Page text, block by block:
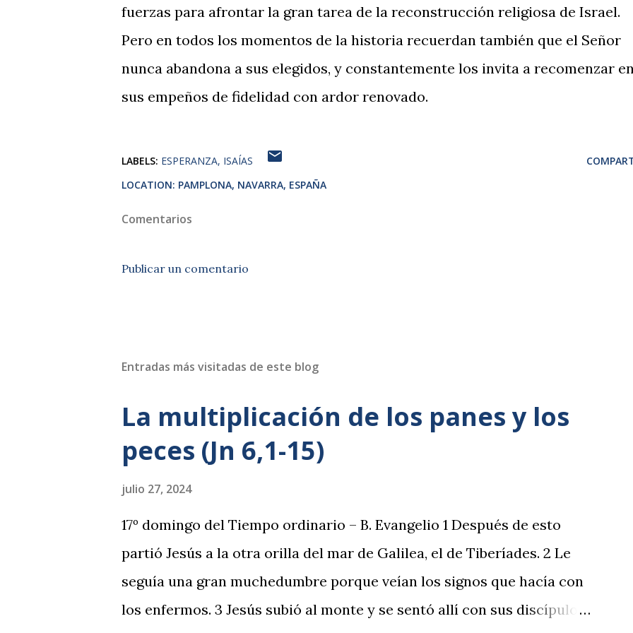
fuerzas para afrontar la gran tarea de la reconstrucción religiosa de Israel.
Pero en todos los momentos de la historia recuerdan también que el Señor
nunca abandona a sus elegidos, y constantemente los invita a recomenzar
sus empeños de fidelidad con ardor renovado.
LABELS: ESPERANZA ISAÍAS
LOCATION: PAMPLONA, NAVARRA, ESPAÑA
Comentarios
Publicar un comentario
Entradas más visitadas de este blog
La multiplicación de los panes y los
peces (Jn 6,1-15)
julio 27, 2024
17º domingo del Tiempo ordinario – B. Evangelio 1 Después de esto
partió Jesús a la otra orilla del mar de Galilea, el de Tiberíades. 2 Le
seguía una gran muchedumbre porque veían los signos que hacía con
los enfermos. 3 Jesús subió al monte y se sentó allí con sus discípulos.